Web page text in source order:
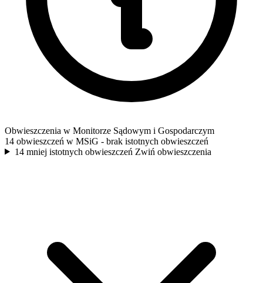
Obwieszczenia w Monitorze Sądowym i Gospodarczym
14 obwieszczeń w MSiG - brak istotnych obwieszczeń
14 mniej istotnych obwieszczeń Zwiń obwieszczenia